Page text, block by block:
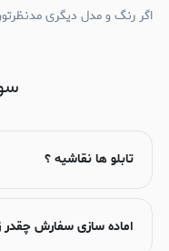
اگر رنگ و مدل دیگری
تابلو ها نقاشیه ؟
اماده سازی سفارش چقدر